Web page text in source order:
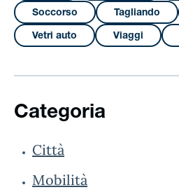
Soccorso Tagliando
Vetri auto Viaggi
Categoria
Città
Mobilità